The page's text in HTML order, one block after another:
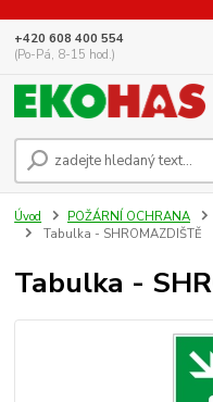
+420 608 400 554
(Po-Pá, 8-15 hod.)
Úvod POŽÁRNÍ OCHRANA
Tabulka - SHROMAZDIŠTĚ
Tabulka -